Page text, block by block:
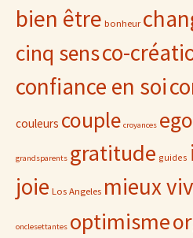
bien être bonheur
cinq sensco-
confiance en soi
couleurs couple croyances ego
grandsparents gratitude guides
joie Los Angeles mieux
onclesettantes optimisme